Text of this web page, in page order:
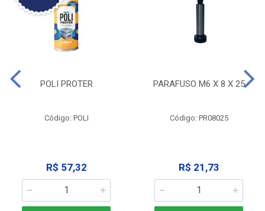
POLI PROTER
Código: POLI
R$ 57,32
PARAFUSO M6 X 8 X 25
Código: PR08025
R$ 21,73